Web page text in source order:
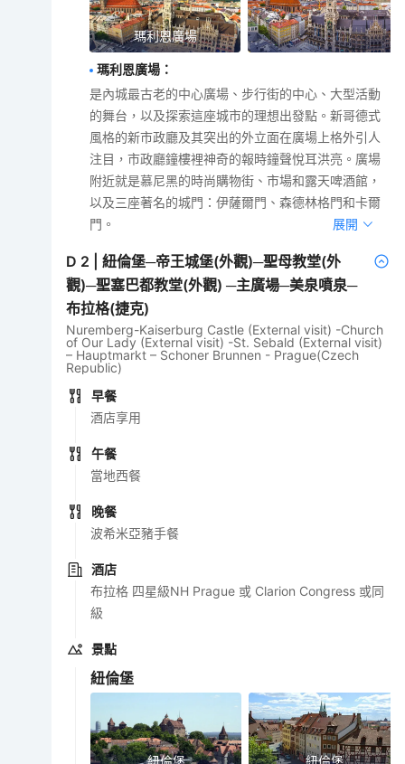
瑪利恩廣場
瑪利恩廣場 ：
是內城最古老的中心廣場、步行街的中心、大型活動
的舞台，以及探索這座城市的理想出發點。新哥德式
風格的新市政廳及其突出的外立面在廣場上格外引人
注目，市政廳鐘樓裡神奇的報時鐘聲悅耳洪亮。廣場
附近就是慕尼黑的時尚購物街、市場和露天啤酒館，
以及三座著名的城門：伊薩爾門、森德林格門和卡爾
門。
展開
D 2 |紐倫堡─帝王城堡(外觀)─聖母教堂(外
觀)─聖塞巴都教堂(外觀) ─主廣場─美泉噴泉─
布拉格(捷克)
Nuremberg-Kaiserburg Castle (External visit) -Church
of Our Lady (External visit) -St. Sebald (External visit)
– Hauptmarkt – Schoner Brunnen - Prague(Czech
Republic)
早餐
酒店享用
午餐
當地西餐
晚餐
波希米亞豬手餐
酒店
布拉格 四星級NH Prague 或 Clarion Congress 或同
級
景點
紐倫堡
紐倫堡 紐倫堡